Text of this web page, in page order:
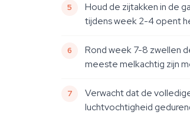
Houd de zijtakken in de
tijdens week 2-4 opent
Rond week 7-8 zwellen
meeste melkachtig zijn
Verwacht dat de
luchtvochtigheid